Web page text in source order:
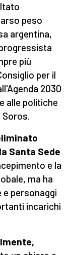
peso
argentina,
più
per il
2030
alle politiche
Santa Sede
e la
ma ha
personaggi
incarichi